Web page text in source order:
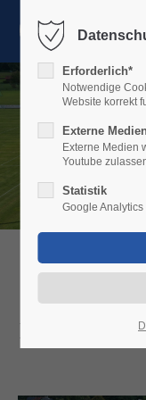
Login
Benutzername
Anmelden
Lost your
DIE
Erforderlich*
Notwendige
Website korrekt
Externe Medien
Externe Medien
Youtube
Statistik
Google